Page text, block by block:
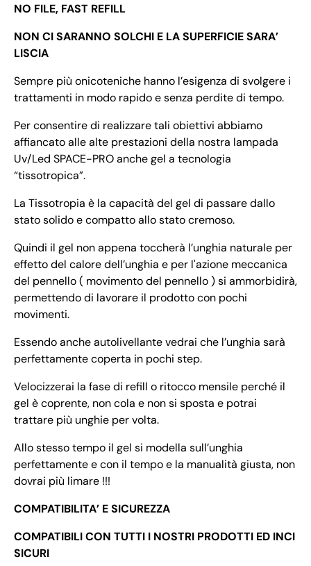
NO FILE, FAST REFILL
NON CI SARANNO SOLCHI E LA SUPERFICIE SARA’
LISCIA
Sempre più onicoteniche hanno l’esigenza di svolgere i
trattamenti in modo rapido e senza perdite di tempo.
Per consentire di realizzare tali obiettivi abbiamo
affiancato alle alte prestazioni della nostra lampada
Uv/Led SPACE-PRO anche gel a tecnologia
“tissotropica”.
La Tissotropia è la capacità del gel di passare dallo
stato solido e compatto allo stato cremoso.
Quindi il gel non appena toccherà l’unghia naturale per
effetto del calore dell’unghia e per l'azione meccanica
del pennello ( movimento del pennello ) si ammorbidirà,
permettendo di lavorare il prodotto con pochi
movimenti.
Essendo anche autolivellante vedrai che l’unghia sarà
perfettamente coperta in pochi step.
Velocizzerai la fase di refill o ritocco mensile perché il
gel è coprente, non cola e non si sposta e potrai
trattare più unghie per volta.
Allo stesso tempo il gel si modella sull’unghia
perfettamente e con il tempo e la manualità giusta, non
dovrai più limare !!!
COMPATIBILITA’ E SICUREZZA
COMPATIBILI CON TUTTI I NOSTRI PRODOTTI ED INCI
SICURI